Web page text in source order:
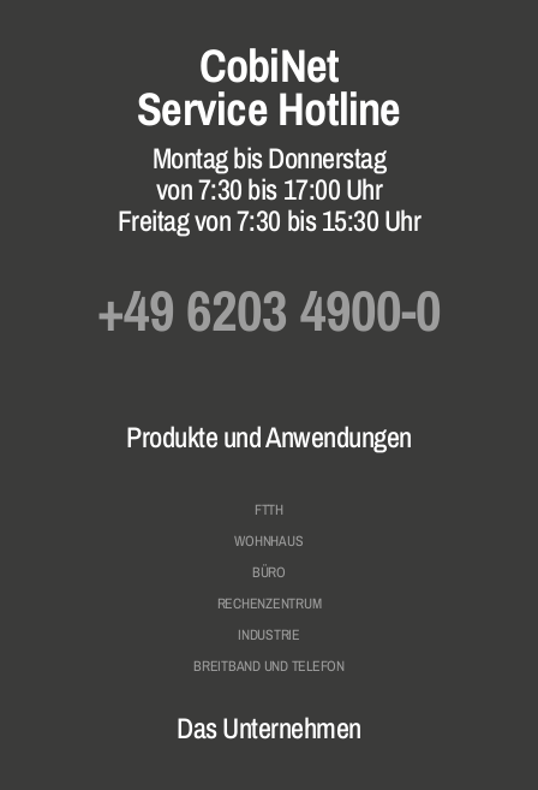
CobiNet
Service Hotline
Montag bis Donnerstag
von 7:30 bis 17:00 Uhr
Freitag von 7:30 bis 15:30 Uhr
+49 6203 4900-0
Produkte und Anwendungen
FTTH
WOHNHAUS
BÜRO
RECHENZENTRUM
INDUSTRIE
BREITBAND UND TELEFON
Das Unternehmen